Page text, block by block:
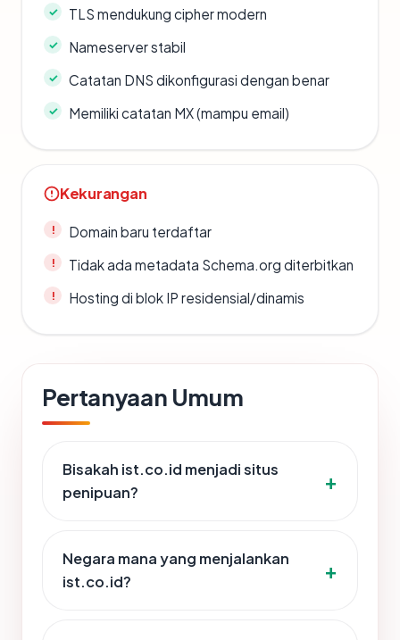
TLS mendukung cipher modern
Nameserver stabil
Catatan DNS dikonfigurasi dengan benar
Memiliki catatan MX (mampu email)
Kekurangan
Domain baru terdaftar
Tidak ada metadata Schema.org diterbitkan
Hosting di blok IP residensial/dinamis
Pertanyaan Umum
Bisakah ist.co.id menjadi situs
penipuan?
Negara mana yang menjalankan
ist.co.id?